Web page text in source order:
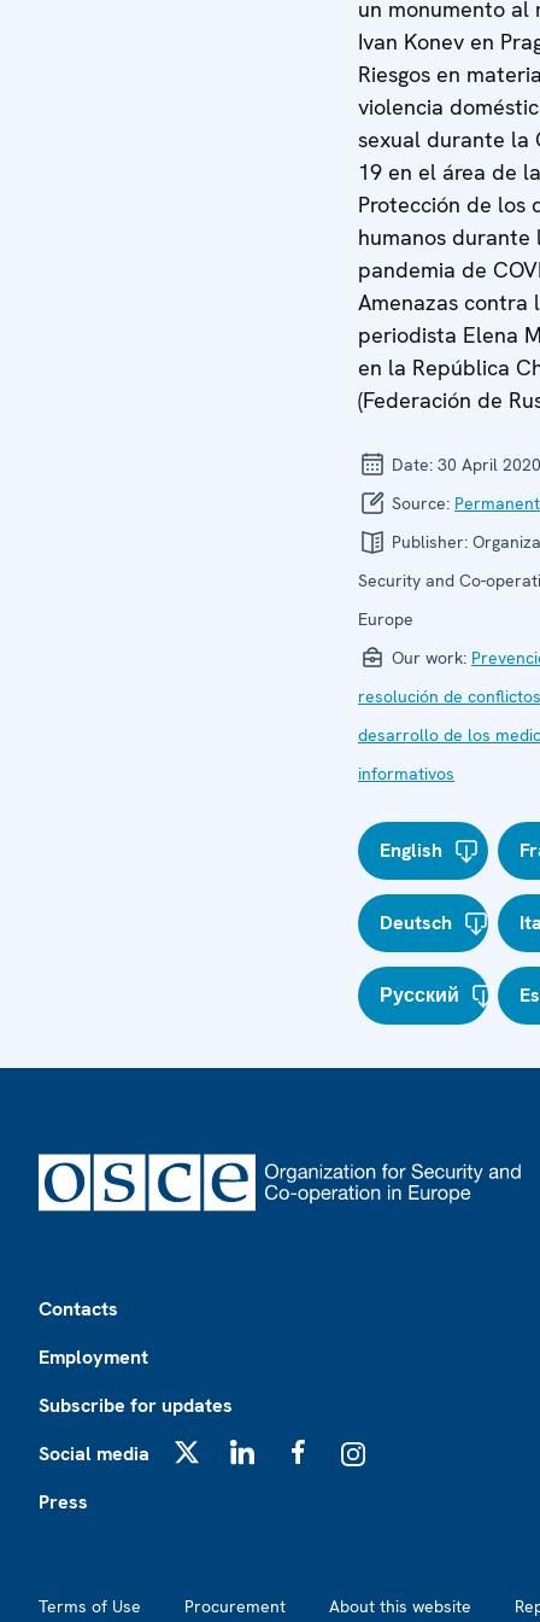
un monumento al
Ivan Konev en
Riesgos en
violencia
sexual durante la
19 en el área de
Protección de los
humanos durante
pandemia de
Amenazas contra
periodista Elena
en la República
(Federación de
Date: 30 April 2020
Source:
Publisher:
Security and Co-
Europe
Our work:
resolución de conflictos
desarrollo de los
informativos
English
Deutsch
Русский
Contacts
Employment
Subscribe for updates
Social media
Press
Terms of Use Procurement About this website